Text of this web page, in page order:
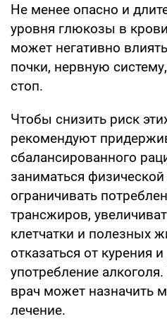
Не менее опасно и
уровня глюкозы в
может негативно
почки, нервную
стоп.
Чтобы снизить риск
рекомендуют
сбалансированного
заниматься
ограничивать
трансжиров,
клетчатки и полезных
отказаться от курения
употребление
врач может назначить
лечение.